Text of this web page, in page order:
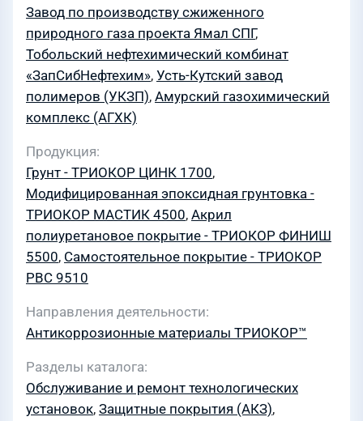
Завод по производству сжиженного
природного газа проекта Ямал СПГ,
Тобольский нефтехимический комбинат
«ЗапСибНефтехим», Усть-Кутский завод
полимеров (УКЗП), Амурский газохимический
комплекс (АГХК)
Продукция
Грунт - ТРИОКОР ЦИНК 1700,
Модифицированная эпоксидная грунтовка -
ТРИОКОР МАСТИК 4500, Акрил
полиуретановое покрытие - ТРИОКОР ФИНИШ
5500, Самостоятельное покрытие - ТРИОКОР
PBC 9510
Направления деятельности
Антикоррозионные материалы ТРИОКОР™
Разделы каталога
Обслуживание и ремонт технологических
установок, Защитные покрытия (АКЗ),